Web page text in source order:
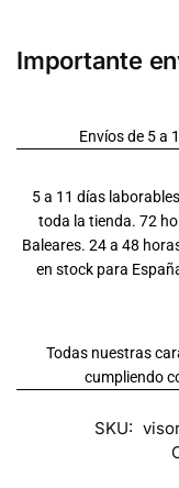
Importante
Envíos de 5 a
5 a 11 días
toda la tienda. 72
Baleares. 24 a 48
en stock para
Todas nuestras
cumpliendo
SKU: